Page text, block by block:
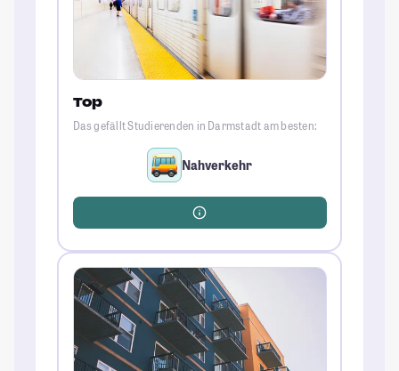
Top
Das gefällt Studierenden in Darmstadt am besten:
Nahverkehr